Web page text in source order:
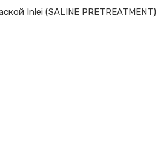
Inlei (SALINE PRETREATMENT)